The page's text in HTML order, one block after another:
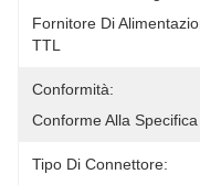
Fornitore Di
TTL
Conformità:
Conforme Alla
Tipo Di Connettore: